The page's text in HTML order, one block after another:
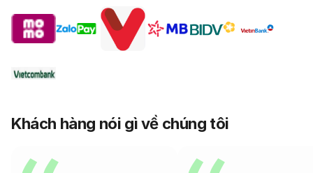
Khách hàng nói gì về chúng tôi